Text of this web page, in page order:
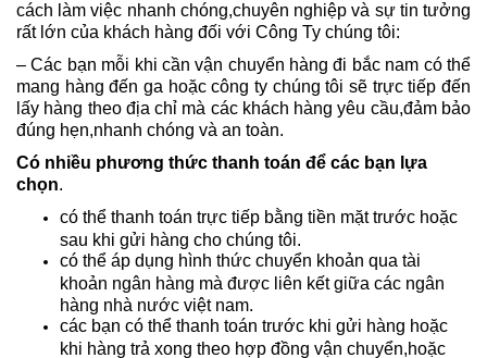
cách làm việc nhanh chóng,chuyên nghiệp và sự tin tưởng
rất lớn của khách hàng đối với Công Ty chúng tôi:
– Các bạn mỗi khi cần vận chuyển hàng đi bắc nam có thể
mang hàng đến ga hoặc công ty chúng tôi sẽ trực tiếp đến
lấy hàng theo địa chỉ mà các khách hàng yêu cầu,đảm bảo
đúng hẹn,nhanh chóng và an toàn.
Có nhiều phương thức thanh toán để các bạn lựa
chọn.
có thể thanh toán trực tiếp bằng tiền mặt trước hoặc
sau khi gửi hàng cho chúng tôi.
có thể áp dụng hình thức chuyển khoản qua tài
khoản ngân hàng mà được liên kết giữa các ngân
hàng nhà nước việt nam.
các bạn có thể thanh toán trước khi gửi hàng hoặc
khi hàng trả xong theo hợp đồng vận chuyển,hoặc